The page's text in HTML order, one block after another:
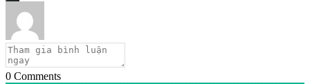
0 Comments